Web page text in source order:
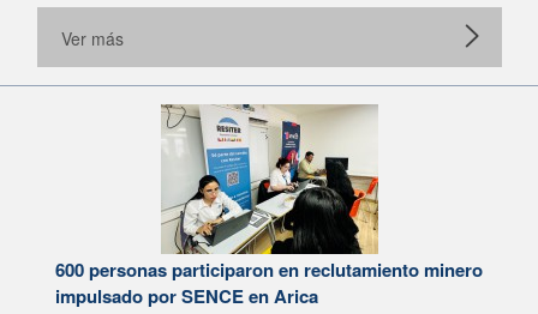
Ver más
600 personas participaron en reclutamiento minero
impulsado por SENCE en Arica